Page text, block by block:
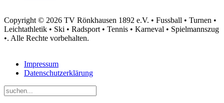
Copyright © 2026 TV Rönkhausen 1892 e.V. • Fussball • Turnen •
Leichtathletik • Ski • Radsport • Tennis • Karneval • Spielmannszug
•. Alle Rechte vorbehalten.
Impressum
Datenschutzerklärung